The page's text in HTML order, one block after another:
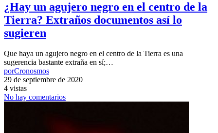
¿Hay un agujero negro en el centro de la
Tierra? Extraños documentos así lo
sugieren
Que haya un agujero negro en el centro de la Tierra es una
sugerencia bastante extraña en sí;…
porCronosmos
29 de septiembre de 2020
4 vistas
No hay comentarios